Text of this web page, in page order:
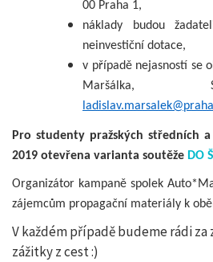
00 Praha 1,
náklady budou
neinvestiční dotace,
v případě nejasností se
Maršálka,
Pro studenty pražských středních
2019 otevřena varianta soutěže DO
Organizátor kampaně spolek
zájemcům propagační materiály k
V každém případě budeme rádi za
zážitky z cest :)